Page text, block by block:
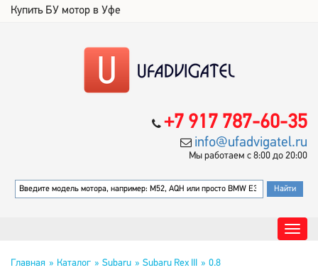
Купить БУ мотор в Уфе
+7 917 787-60-35
info@ufadvigatel.ru
Мы работаем с 8:00 до 20:00
Главная Каталог Subaru Subaru Rex III 0.8